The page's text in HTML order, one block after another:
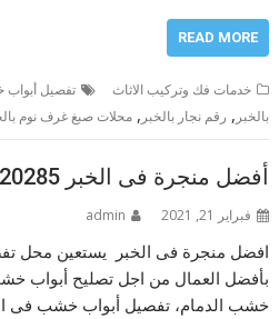
READ MORE
خدمات فك وتركيب الاثاث تفصيل أبواب
بالخبر , رقم نجار بالخبر ,محلات صبغ غرف نوم
أفضل منجرة فى الخبر 0545320285
فبراير 21, 2021 admin
افضل منجرة فى الخبر يستعين محل
بأفضل العمال من اجل تصليح أبواب
خشب الدمام، تفصيل أبواب خشب فى